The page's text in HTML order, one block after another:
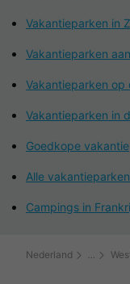
Vakantieparken in
Vakantieparken
Vakantieparken op
Vakantieparken in
Goedkope
Alle
Campings in
Nederland